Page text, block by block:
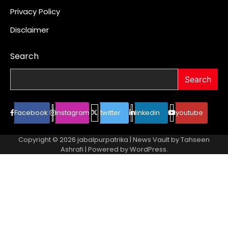
Privacy Policy
Disclaimer
Search
Search
Facebook instagram twitter linkedin youtube
Copyright © 2026 jabalpurpatrika | News Vault byTahseen
Ashrafi | Powered byWordPress.